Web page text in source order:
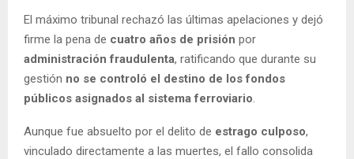
El máximo tribunal rechazó las últimas apelaciones y dejó
firme la pena de cuatro años de prisión por
administración fraudulenta, ratificando que durante su
gestión no se controló el destino de los fondos
públicos asignados al sistema ferroviario.
Aunque fue absuelto por el delito de estrago culposo,
vinculado directamente a las muertes, el fallo consolida